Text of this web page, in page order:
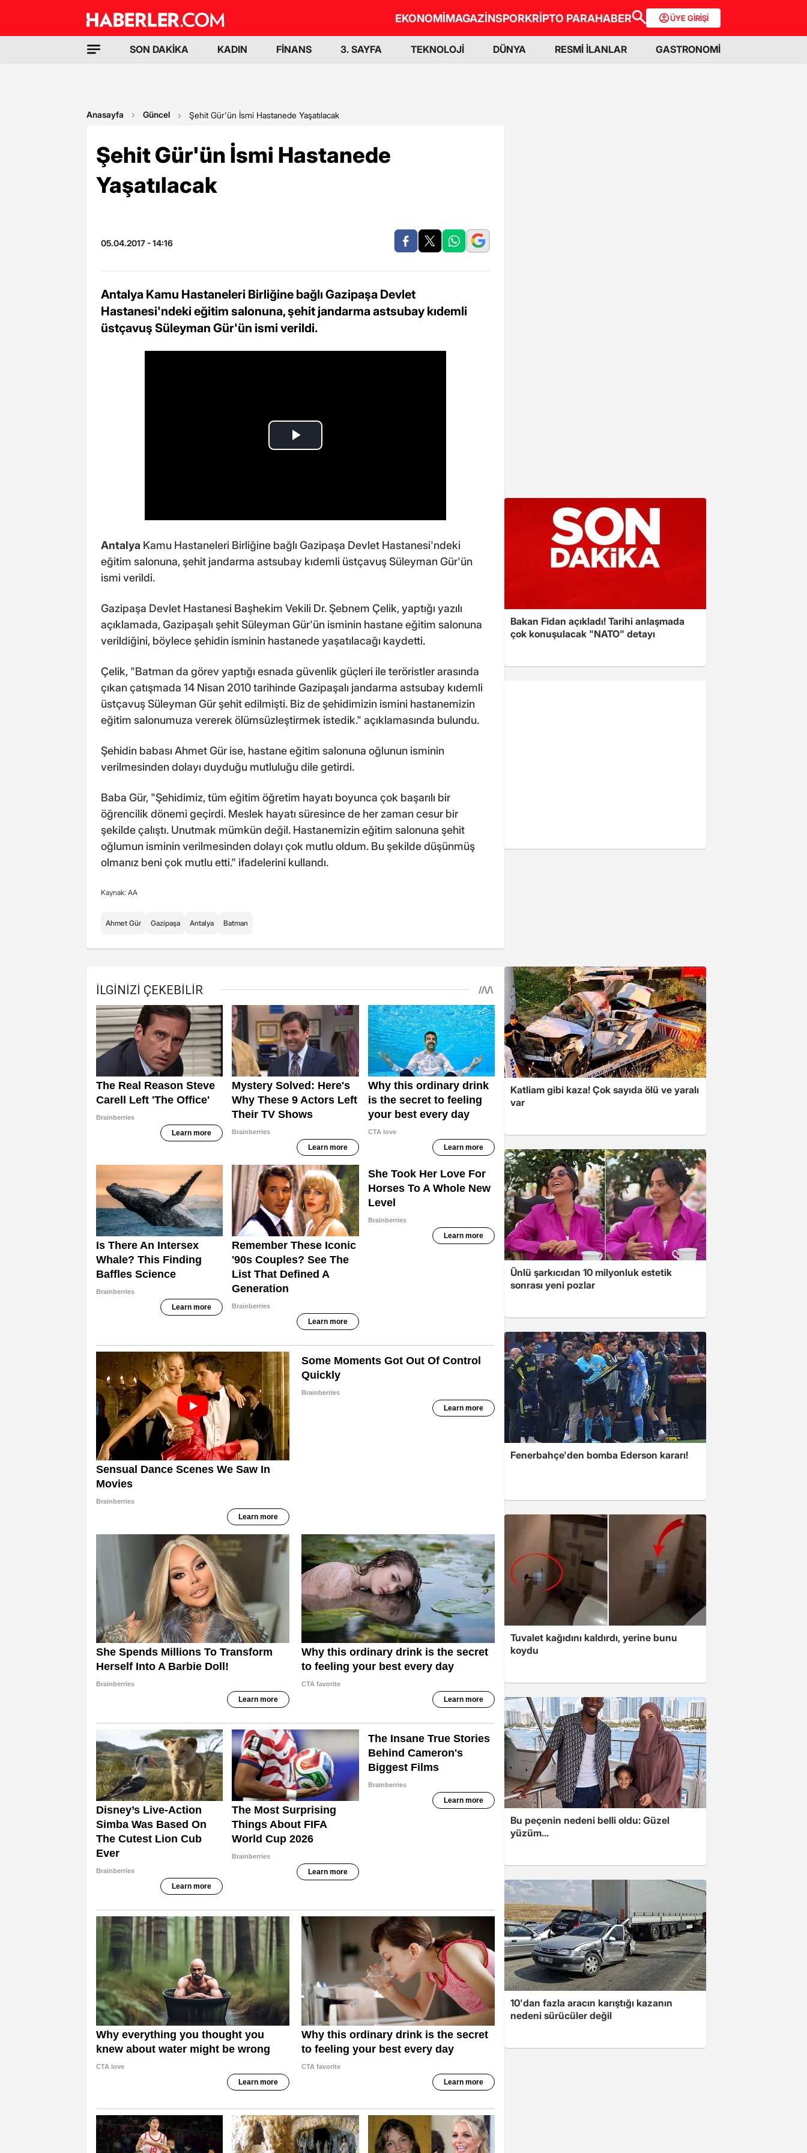
EKONOMİMAGAZİNSPORKRİPTO PARAHABER ÜYE GİRİŞİ
SON DAKİKA KADIN FİNANS 3. SAYFA TEKNOLOJİ DÜNYA RESMİ İLANLAR GASTRONOMİ
Anasayfa Güncel Şehit Gür'ün İsmi Hastanede Yaşatılacak
Şehit Gür'ün İsmi Hastanede
Yaşatılacak
05.04.2017 - 14:16
Antalya Kamu Hastaneleri Birliğine bağlı Gazipaşa Devlet
Hastanesi'ndeki eğitim salonuna, şehit jandarma astsubay kıdemli
üstçavuş Süleyman Gür'ün ismi verildi.
Antalya Kamu Hastaneleri Birliğine bağlı Gazipaşa Devlet Hastanesi'ndeki
eğitim salonuna, şehit jandarma astsubay kıdemli üstçavuş Süleyman Gür'ün
ismi verildi.
Gazipaşa Devlet Hastanesi Başhekim Vekili Dr. Şebnem Çelik, yaptığı yazılı
açıklamada, Gazipaşalı şehit Süleyman Gür'ün isminin hastane eğitim salonuna
verildiğini, böylece şehidin isminin hastanede yaşatılacağı kaydetti.
Çelik, "Batman da görev yaptığı esnada güvenlik güçleri ile teröristler arasında
çıkan çatışmada 14 Nisan 2010 tarihinde Gazipaşalı jandarma astsubay kıdemli
üstçavuş Süleyman Gür şehit edilmişti. Biz de şehidimizin ismini hastanemizin
eğitim salonumuza vererek ölümsüzleştirmek istedik." açıklamasında bulundu.
Şehidin babası Ahmet Gür ise, hastane eğitim salonuna oğlunun isminin
verilmesinden dolayı duyduğu mutluluğu dile getirdi.
Baba Gür, "Şehidimiz, tüm eğitim öğretim hayatı boyunca çok başarılı bir
öğrencilik dönemi geçirdi. Meslek hayatı süresince de her zaman cesur bir
şekilde çalıştı. Unutmak mümkün değil. Hastanemizin eğitim salonuna şehit
oğlumun isminin verilmesinden dolayı çok mutlu oldum. Bu şekilde düşünmüş
olmanız beni çok mutlu etti." ifadelerini kullandı.
Kaynak: AA
Ahmet Gür Gazipaşa Antalya Batman
Bakan Fidan açıkladı! Tarihi anlaşmada
çok konuşulacak "NATO" detayı
Katliam gibi kaza! Çok sayıda ölü ve yaralı
var
Ünlü şarkıcıdan 10 milyonluk estetik
sonrası yeni pozlar
Fenerbahçe'den bomba Ederson kararı!
Tuvalet kağıdını kaldırdı, yerine bunu
koydu
Bu peçenin nedeni belli oldu: Güzel
yüzüm...
10'dan fazla aracın karıştığı kazanın
nedeni sürücüler değil